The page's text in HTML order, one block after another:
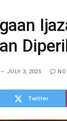
JULY 3, 2025
Twitter